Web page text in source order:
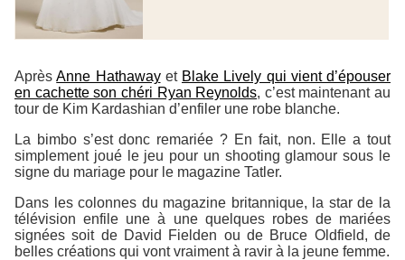
AprèsAnne Hathawayet Blake Lively qui vient d’épouser
en cachette son chéri Ryan Reynolds, c’est maintenant au
tour de Kim Kardashian d’enfiler une robe blanche.
La bimbo s’est donc remariée ? En fait, non. Elle a tout
simplement joué le jeu pour un shooting glamour sous le
signe du mariage pour le magazine Tatler.
Dans les colonnes du magazine britannique, la star de la
télévision enfile une à une quelques robes de mariées
signées soit de David Fielden ou de Bruce Oldfield, de
belles créations qui vont vraiment à ravir à la jeune femme.